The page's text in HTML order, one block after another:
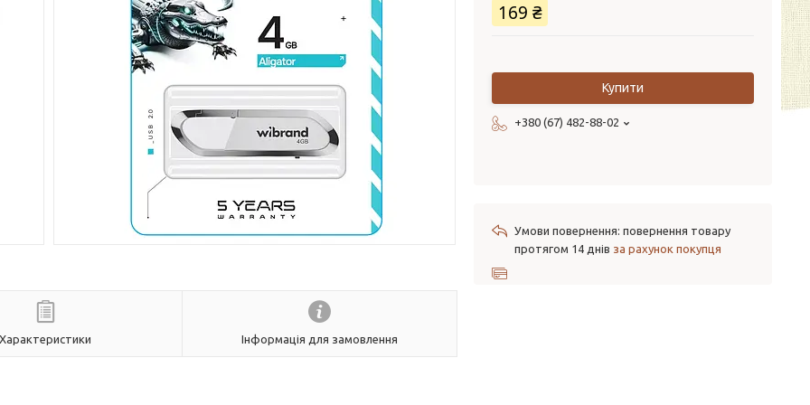
Характеристики Інформація для замовлення
169 ₴
Купити
+380 (67) 482-88-02
повернення товару
протягом 14 днів за рахунок покупця